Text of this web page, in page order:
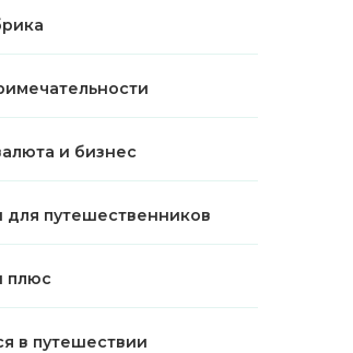
и бизнес
для путешественников
плюс
в путешествии